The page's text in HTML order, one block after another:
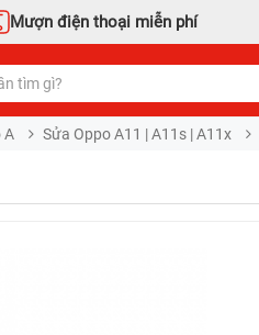
Mượn điện thoại miễn phí
A Sửa Oppo A11 | A11s | A11x